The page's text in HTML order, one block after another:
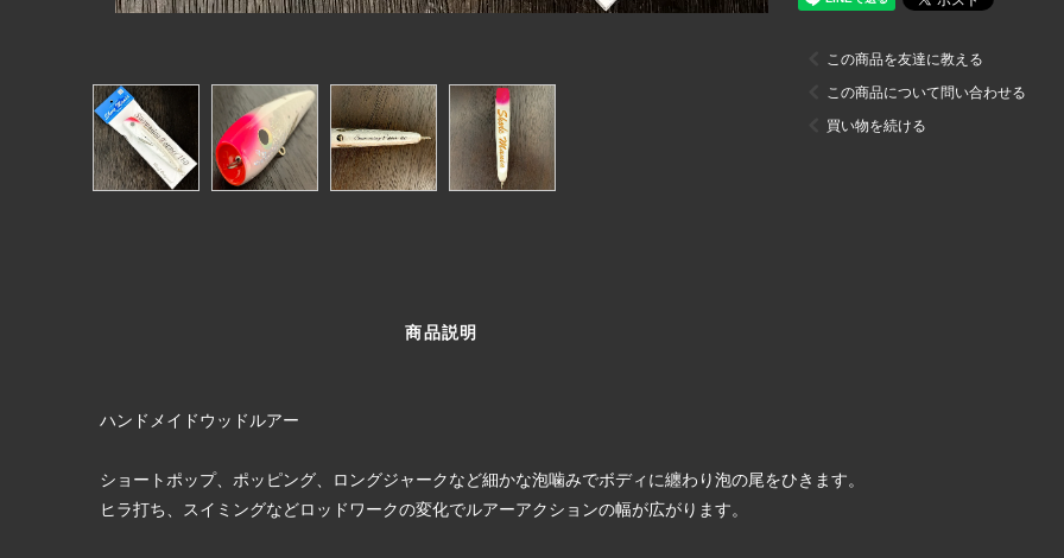
この商品を友達に教える
この商品について問い合わせる
買い物を続ける
商品説明
ハンドメイドウッドルアー
ショートポップ、ポッピング、ロングジャークなど細かな泡噛みでボディに纏わり泡の尾をひきます。
ヒラ打ち、スイミングなどロッドワークの変化でルアーアクションの幅が広がります。